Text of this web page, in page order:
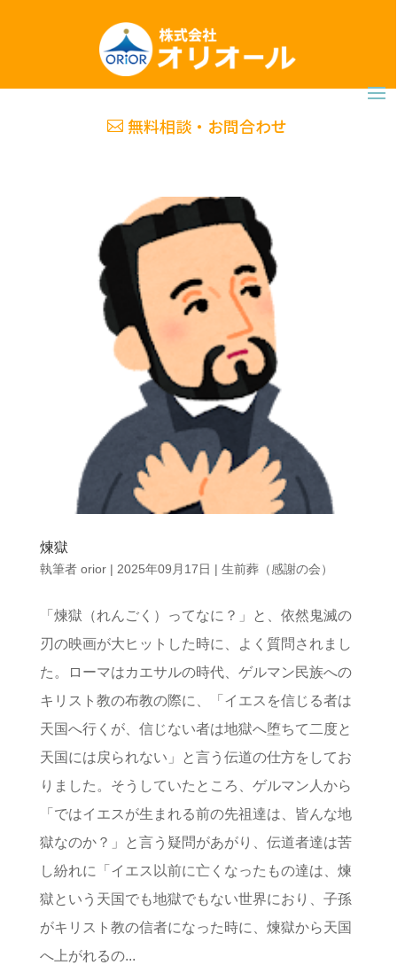
無料相談・お問合わせ
煉獄
執筆者 orior| 2025年09月17日 | 生前葬（感謝の会）
「煉獄（れんごく）ってなに？」と、依然鬼滅の
刃の映画が大ヒットした時に、よく質問されまし
た。ローマはカエサルの時代、ゲルマン民族への
キリスト教の布教の際に、「イエスを信じる者は
天国へ行くが、信じない者は地獄へ堕ちて二度と
天国には戻られない」と言う伝道の仕方をしてお
りました。そうしていたところ、ゲルマン人から
「ではイエスが生まれる前の先祖達は、皆んな地
獄なのか？」と言う疑問があがり、伝道者達は苦
し紛れに「イエス以前に亡くなったもの達は、煉
獄という天国でも地獄でもない世界におり、子孫
がキリスト教の信者になった時に、煉獄から天国
へ上がれるの...